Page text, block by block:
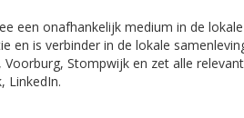
een onafhankelijk medium in de
en is verbinder in de lokale
Stompwijk en zet alle
LinkedIn.